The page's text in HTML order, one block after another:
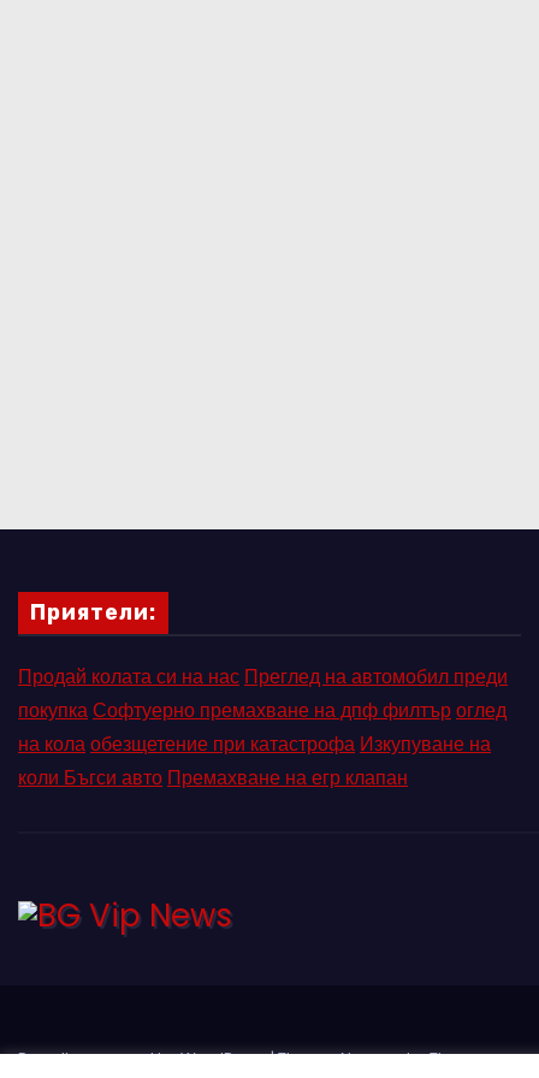
Приятели:
Продай колата си на нас Преглед на автомобил преди
покупкаСофтуерно премахване на дпф филтъроглед
на колаобезщетение при катастрофа Изкупуване на
коли Бъгси авто Премахване на егр клапан
Proudly powered by WordPress|Theme: Newses byThemeansar.